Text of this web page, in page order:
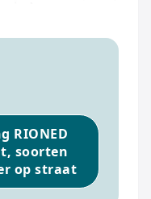
RIONED
soorten
op straat